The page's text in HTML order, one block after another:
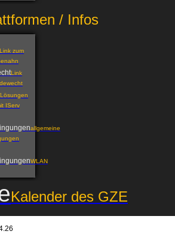
/ Infos
Link zum
Link
Lösungen
IServ
allgemeine
WLAN
Kalender des GZE